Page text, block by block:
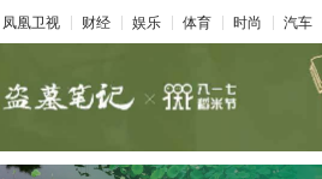
凤凰卫视 财经 娱乐 体育 时尚 汽车